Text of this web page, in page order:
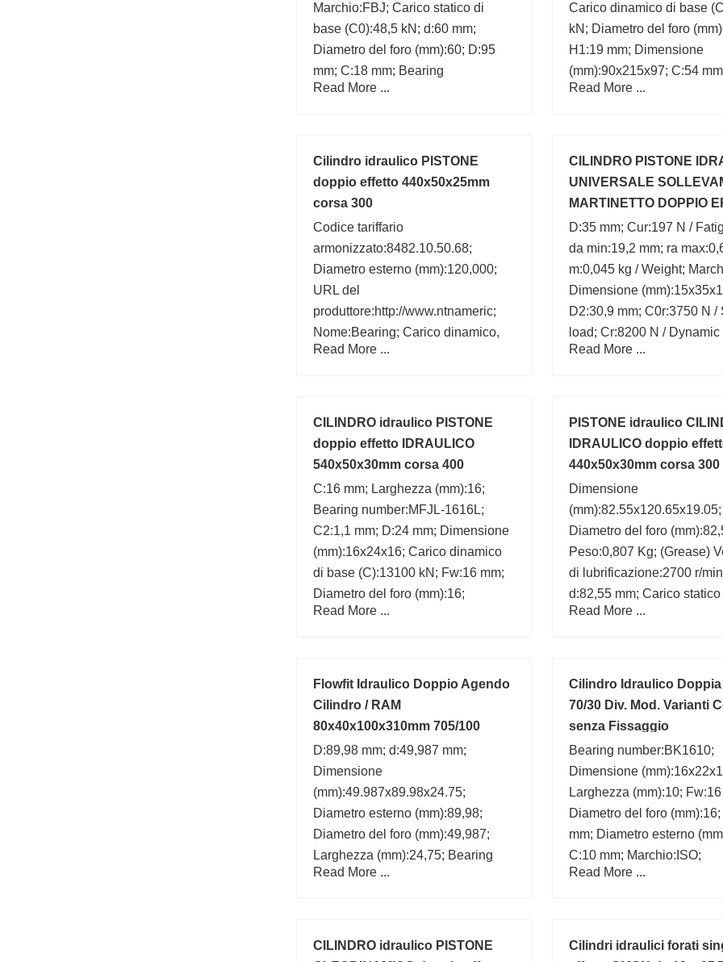
Marchio:FBJ; Carico statico di
base (C0):48,5 kN; d:60 mm;
Diametro del foro (mm):60; D:95
mm; C:18 mm; Bearing
number:N1012; Larghezza
Read More ...
Carico dinamico di base
kN; Diametro del foro
H1:19 mm; Dimensione
(mm):90x215x97; C:54
mm; B:97 mm;
Read More ...
Cilindro idraulico PISTONE
doppio effetto 440x50x25mm
corsa 300
Codice tariffario
armonizzato:8482.10.50.68;
Diametro esterno (mm):120,000;
URL del
produttore:http://www.ntnameric;
Nome:Bearing; Carico dinamico,
C:77 kN; Categoria:Single Row
mm; Alesaggio:1.772 Inch | 45 Mill;
Larghezza (mm):29,000;
Read More ...
CILINDRO PISTONE
UNIVERSALE
MARTINETTO DOPPIO
D:35 mm; Cur:197 N /
da min:19,2 mm; ra
m:0,045 kg / Weight;
Dimensione
D2:30,9 mm; C0r:3750 N /
load; Cr:8200 N / Dynamic
Read More ...
CILINDRO idraulico PISTONE
doppio effetto IDRAULICO
540x50x30mm corsa 400
C:16 mm; Larghezza (mm):16;
Bearing number:MFJL-1616L;
C2:1,1 mm; D:24 mm; Dimensione
(mm):16x24x16; Carico dinamico
di base (C):13100 kN; Fw:16 mm;
Diametro del foro (mm):16;
Diametro esterno (mm):24;
Read More ...
PISTONE idraulico
IDRAULICO doppio
440x50x30mm corsa 300
Dimensione
(mm):82.55x120.65x19.05;
Diametro del foro
Peso:0,807 Kg; (Grease)
di lubrificazione:2700 r/
d:82,55 mm; Carico
(C0):28,3 kN; B:19,05 mm;
Read More ...
Flowfit Idraulico Doppio Agendo
Cilindro / RAM
80x40x100x310mm 705/100
D:89,98 mm; d:49,987 mm;
Dimensione
(mm):49.987x89.98x24.75;
Diametro esterno (mm):89,98;
Diametro del foro (mm):49,987;
Larghezza (mm):24,75; Bearing
number:28579/28520;
Read More ...
Cilindro Idraulico
70/30 Div. Mod. Varianti
senza Fissaggio
Bearing number:BK1610;
Dimensione
Larghezza (mm):10; Fw:16
Diametro del foro
mm; Diametro esterno
C:10 mm; Marchio:ISO;
Read More ...
CILINDRO idraulico PISTONE
Cilindri idraulici forati